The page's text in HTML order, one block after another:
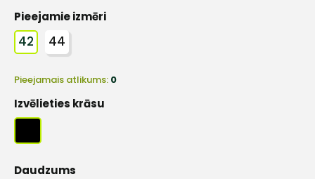
Pieejamie izmēri
42 44
Pieejamais atlikums: 0
Izvēlieties krāsu
Daudzums